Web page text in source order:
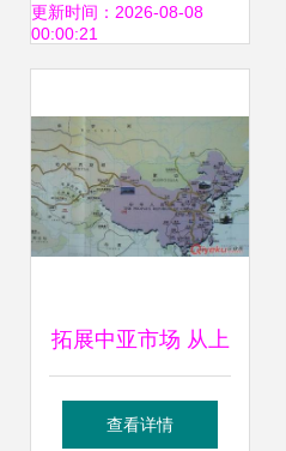
创新多式联运集装
更新时间：2026-08-08
00:00:21
拓展中亚市场 从上
海到比什凯克的高
查看详情